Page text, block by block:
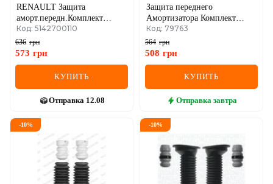
RENAULT Защита
аморт.передн.Комплект
Logan,Duster 10-
Код: 5142700110
636 грн
573 грн
КУПИТЬ
Отправка 12.08
Защита переднего
Амортизатора Комплект
A6/A4 97- Passat VW
Код: 79763
564 грн
508 грн
КУПИТЬ
Отправка завтра
-10% -10%